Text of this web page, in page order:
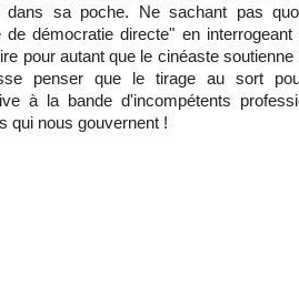
dans sa poche. Ne sachant pas
de démocratie directe" en
pour autant que le cinéaste
penser que le tirage au sort
à la bande d'incompétents
qui nous gouvernent !